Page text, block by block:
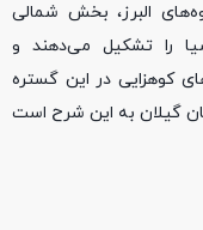
البرز، بخش شمالی
را تشکیل می‌دهند و
کوهزایی در این گستره